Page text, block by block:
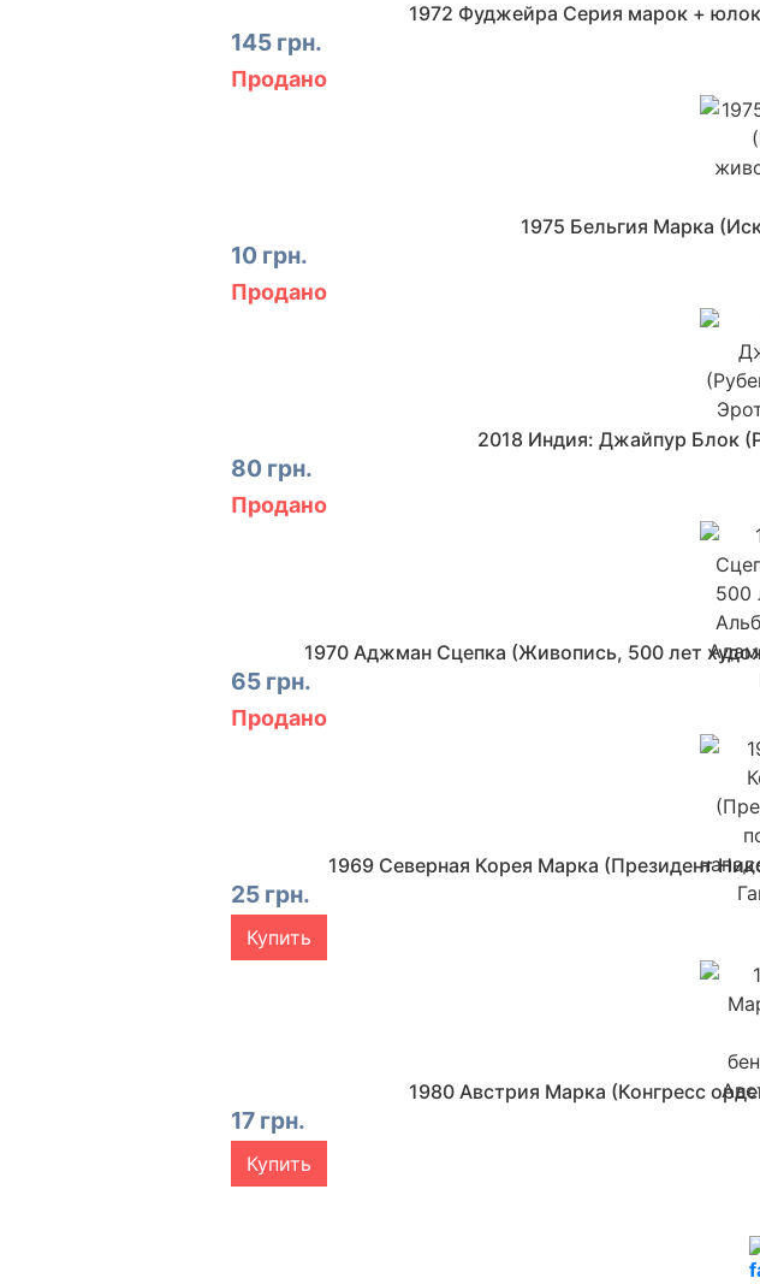
1972 Фуджейра Серия марок +
145 грн.
Продано
1975 Бельгия Марка
10 грн.
Продано
2018 Индия: Джайпур Блок
80 грн.
Продано
1970 Аджман Сцепка (Живопись, 500 лет
65 грн.
Продано
1969 Северная Корея Марка (Президент
25 грн.
Купить
1980 Австрия Марка (Конгресс
17 грн.
Купить